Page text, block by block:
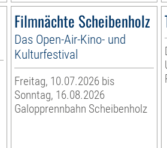
Filmnächte Scheibenholz
Das Open-Air-Kino- und
Kulturfestival
Freitag, 10.07.2026 bis
Sonntag, 16.08.2026
Galopprennbahn Scheibenholz